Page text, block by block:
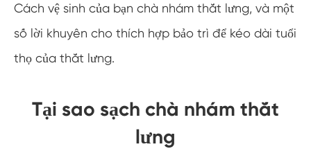
Cách vệ sinh của bạn chà nhám thắt lưng, và một
số lời khuyên cho thích hợp bảo trì để kéo dài tuổi
thọ của thắt lưng.
Tại sao sạch chà nhám thắt
lưng